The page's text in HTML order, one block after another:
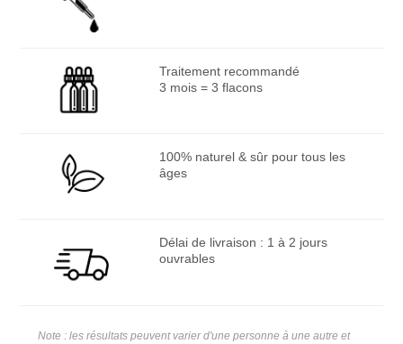
Traitement recommandé
3 mois = 3 flacons
100% naturel & sûr pour tous les
âges
Délai de livraison : 1 à 2 jours
ouvrables
Note : les résultats peuvent varier d'une personne à une autre et